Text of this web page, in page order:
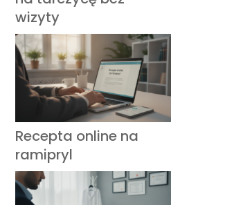
wizyty
Recepta online na
ramipryl